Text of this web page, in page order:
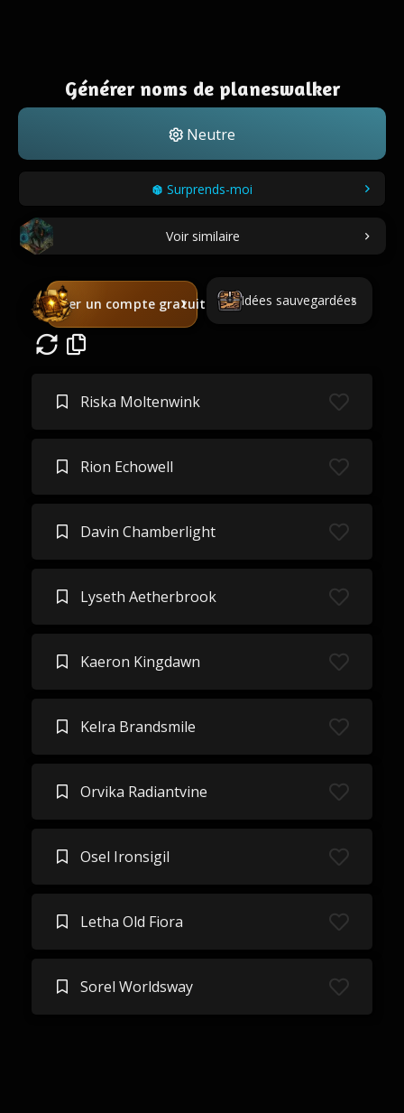
Générer noms de planeswalker
Neutre
Surprends-moi
Voir similaire
Créer un compte gratuit Idées sauvegardées
Riska Moltenwink
Rion Echowell
Davin Chamberlight
Lyseth Aetherbrook
Kaeron Kingdawn
Kelra Brandsmile
Orvika Radiantvine
Osel Ironsigil
Letha Old Fiora
Sorel Worldsway